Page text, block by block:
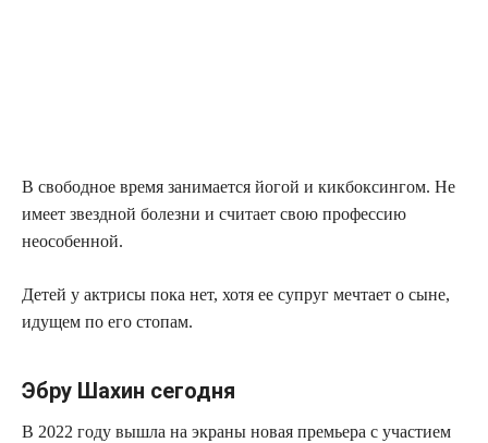
В сво­бод­ное вре­мя зани­ма­ет­ся йогой и кик­бок­син­гом. Не
име­ет звезд­ной болез­ни и счи­та­ет свою про­фес­сию
неособенной.
Детей у актри­сы пока нет, хотя ее супруг меч­та­ет о сыне,
иду­щем по его стопам.
Эбру Шахин сегодня
В 2022 году вышла на экра­ны новая пре­мье­ра с уча­сти­ем